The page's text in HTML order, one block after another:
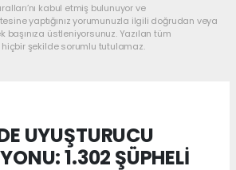
kabul etmiş bulunuyor ve
yaptığınız yorumunuzla ilgili doğrudan veya
başınıza üstleniyorsunuz. Yazılan tüm
şekilde sorumlu tutulamaz.
UYUŞTURUCU
1.302 ŞÜPHELİ